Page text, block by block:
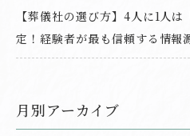
【葬儀社の選び方】4人に1人
定！経験者が最も信頼する情報
月別アーカイブ